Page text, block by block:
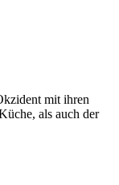
mit ihren
als auch der